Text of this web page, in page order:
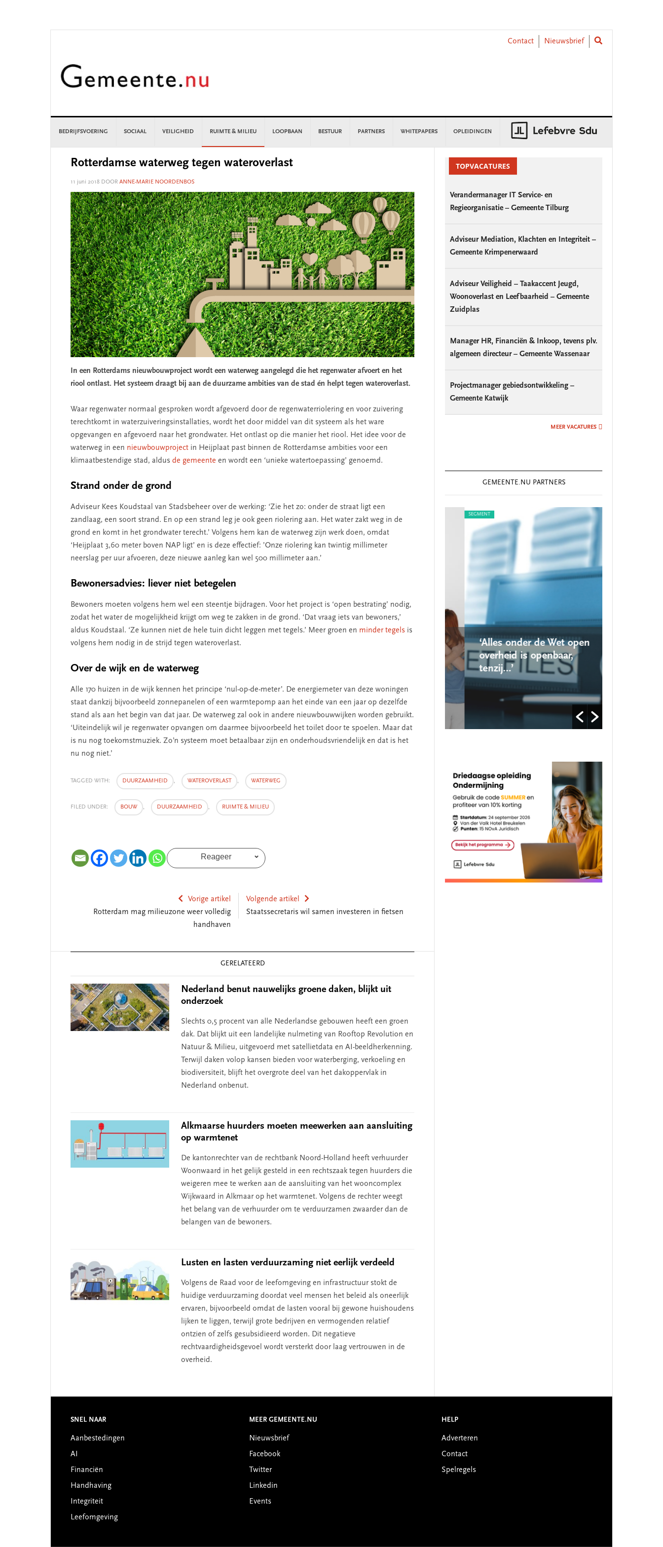
Contact
Nieuwsbrief
BEDRIJFSVOERING SOCIAAL VEILIGHEID RUIMTE & MILIEU LOOPBAAN BESTUUR PARTNERS WHITEPAPERS OPLEIDINGEN
Rotterdamse waterweg tegen wateroverlast
11 juni 2018 DOOR ANNE-MARIE NOORDENBOS
In een Rotterdams nieuwbouwproject wordt een waterweg aangelegd die het regenwater afvoert en het
riool ontlast. Het systeem draagt bij aan de duurzame ambities van de stad én helpt tegen wateroverlast.
Waar regenwater normaal gesproken wordt afgevoerd door de regenwaterriolering en voor zuivering
terechtkomt in waterzuiveringsinstallaties, wordt het door middel van dit systeem als het ware
opgevangen en afgevoerd naar het grondwater. Het ontlast op die manier het riool. Het idee voor de
waterweg in een nieuwbouwproject in Heijplaat past binnen de Rotterdamse ambities voor een
klimaatbestendige stad, aldus de gemeente en wordt een ‘unieke watertoepassing’ genoemd.
Strand onder de grond
Adviseur Kees Koudstaal van Stadsbeheer over de werking: ‘Zie het zo: onder de straat ligt een
zandlaag, een soort strand. En op een strand leg je ook geen riolering aan. Het water zakt weg in de
grond en komt in het grondwater terecht.’ Volgens hem kan de waterweg zijn werk doen, omdat
‘Heijplaat 3,60 meter boven NAP ligt’ en is deze effectief: ’Onze riolering kan twintig millimeter
neerslag per uur afvoeren, deze nieuwe aanleg kan wel 500 millimeter aan.’
Bewonersadvies: liever niet betegelen
Bewoners moeten volgens hem wel een steentje bijdragen. Voor het project is ‘open bestrating’ nodig,
zodat het water de mogelijkheid krijgt om weg te zakken in de grond. ‘Dat vraag iets van bewoners,’
aldus Koudstaal. ‘Ze kunnen niet de hele tuin dicht leggen met tegels.’ Meer groen en minder tegels is
volgens hem nodig in de strijd tegen wateroverlast.
Over de wijk en de waterweg
Alle 170 huizen in de wijk kennen het principe ‘nul-op-de-meter’. De energiemeter van deze woningen
staat dankzij bijvoorbeeld zonnepanelen of een warmtepomp aan het einde van een jaar op dezelfde
stand als aan het begin van dat jaar. De waterweg zal ook in andere nieuwbouwwijken worden gebruikt.
‘Uiteindelijk wil je regenwater opvangen om daarmee bijvoorbeeld het toilet door te spoelen. Maar dat
is nu nog toekomstmuziek. Zo’n systeem moet betaalbaar zijn en onderhoudsvriendelijk en dat is het
nu nog niet.’
TAGGED WITH: DUURZAAMHEID , WATEROVERLAST , WATERWEG
FILED UNDER: BOUW , DUURZAAMHEID , RUIMTE & MILIEU
Reageer
Vorige artikel
Rotterdam mag milieuzone weer volledig
handhaven
Volgende artikel
Staatssecretaris wil samen investeren in fietsen
GERELATEERD
Nederland benut nauwelijks groene daken, blijkt uit
onderzoek
Slechts 0,5 procent van alle Nederlandse gebouwen heeft een groen
dak. Dat blijkt uit een landelijke nulmeting van Rooftop Revolution en
Natuur & Milieu, uitgevoerd met satellietdata en AI-beeldherkenning.
Terwijl daken volop kansen bieden voor waterberging, verkoeling en
biodiversiteit, blijft het overgrote deel van het dakoppervlak in
Nederland onbenut.
Alkmaarse huurders moeten meewerken aan aansluiting
op warmtenet
De kantonrechter van de rechtbank Noord-Holland heeft verhuurder
Woonwaard in het gelijk gesteld in een rechtszaak tegen huurders die
weigeren mee te werken aan de aansluiting van het wooncomplex
Wijkwaard in Alkmaar op het warmtenet. Volgens de rechter weegt
het belang van de verhuurder om te verduurzamen zwaarder dan de
belangen van de bewoners.
Lusten en lasten verduurzaming niet eerlijk verdeeld
Volgens de Raad voor de leefomgeving en infrastructuur stokt de
huidige verduurzaming doordat veel mensen het beleid als oneerlijk
ervaren, bijvoorbeeld omdat de lasten vooral bij gewone huishoudens
lijken te liggen, terwijl grote bedrijven en vermogenden relatief
ontzien of zelfs gesubsidieerd worden. Dit negatieve
rechtvaardigheidsgevoel wordt versterkt door laag vertrouwen in de
overheid.​
SidebarTOPVACATURES
Verandermanager IT Service- en
Regieorganisatie – Gemeente Tilburg
Adviseur Mediation, Klachten en Integriteit –
Gemeente Krimpenerwaard
Adviseur Veiligheid – Taakaccent Jeugd,
Woonoverlast en Leefbaarheid – Gemeente
Zuidplas
Manager HR, Financiën & Inkoop, tevens plv.
algemeen directeur – Gemeente Wassenaar
Projectmanager gebiedsontwikkeling –
Gemeente Katwijk
MEER VACATURES
GEMEENTE.NU PARTNERS
missie van Segment
‘Persoonlijk leiderschap
SEGMENT
‘Alles onder de Wet open
overheid is openbaar,
tenzij…’
Footer
SNEL NAAR
Aanbestedingen
AI
Financiën
Handhaving
Integriteit
Leefomgeving
MEER GEMEENTE.NU
Nieuwsbrief
Facebook
Twitter
Linkedin
Events
HELP
Adverteren
Contact
Spelregels